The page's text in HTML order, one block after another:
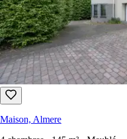
Maison, Almere